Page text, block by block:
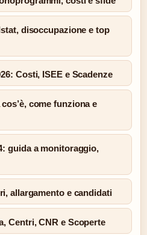
disoccupazione e top
Costi, ISEE e Scadenze
come funziona e
guida a monitoraggio,
allargamento e candidati
Centri, CNR e Scoperte